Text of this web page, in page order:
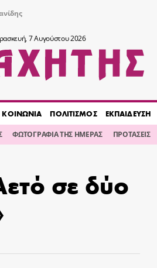
7 Αυγούστου 2026
ΚΟΙΝΩΝΙΑ ΠΟΛΙΤΙΣΜΟΣ ΕΚΠΑΙΔΕΥΣΗ
ΦΩΤΟΓΡΑΦΙΑ ΤΗΣ ΗΜΕΡΑΣ ΠΡΟΤΑΣΕΙΣ
σε δύο